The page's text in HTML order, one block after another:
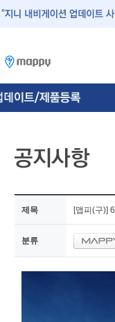
제목 [맵피(구)]
분류